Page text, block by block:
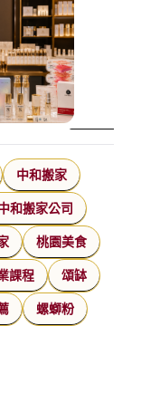
中和搬家
和搬家公司
桃園美食
課程 頌缽
螺螄粉